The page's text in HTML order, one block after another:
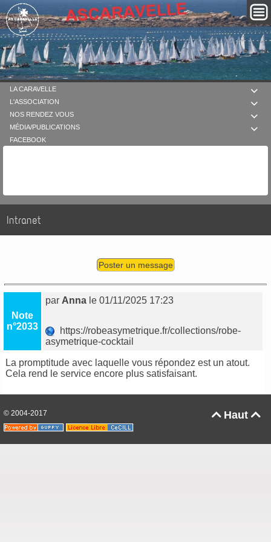

LA CARAVELLE

L'ASSOCIATION

NOS RENDEZ VOUS

MÉDIA/PUBLICATIONS
FACEBOOK
Intranet
Poster un message
Note
n°2033
par Anna le 01/11/2025 17:23
https://robeasymetrique.fr/collections/robe-
asymetrique-cocktail
La promptitude avec laquelle vous répondez est un atout.
Cela rend le service encore plus satisfaisant.
Haut 
© 2004-2017